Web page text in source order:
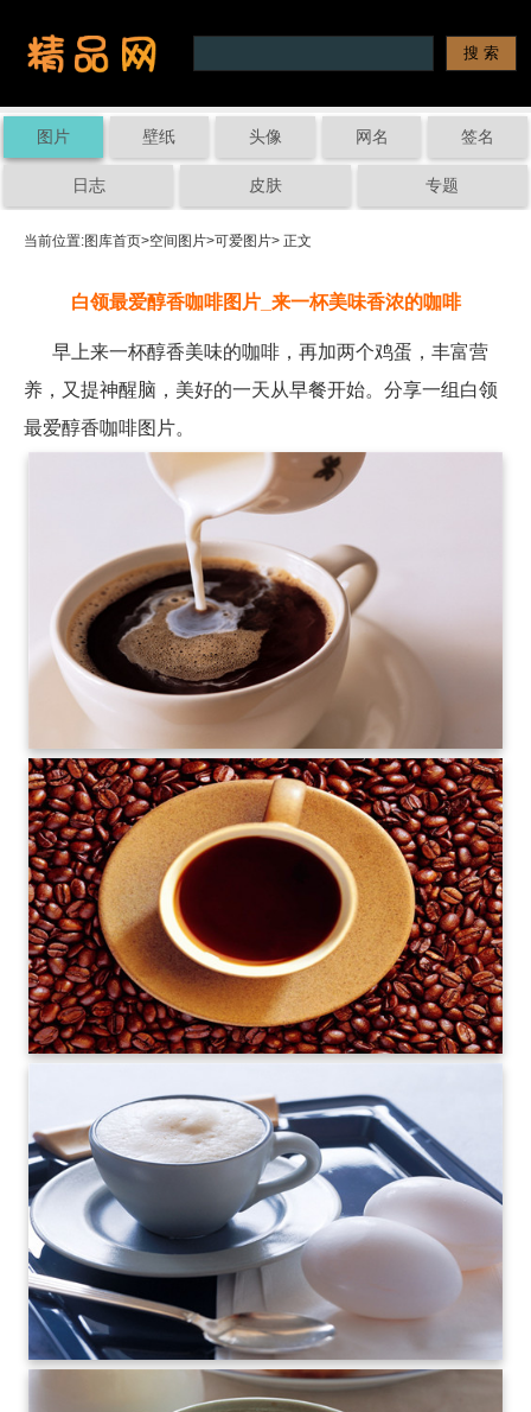
图片 壁纸 头像 网名 签名
日志 皮肤 专题
当前位置:图库首页>空间图片>可爱图片> 正文
白领最爱醇香咖啡图片_来一杯美味香浓的咖啡
早上来一杯醇香美味的咖啡，再加两个鸡蛋，丰富营
养，又提神醒脑，美好的一天从早餐开始。分享一组白领
最爱醇香咖啡图片。